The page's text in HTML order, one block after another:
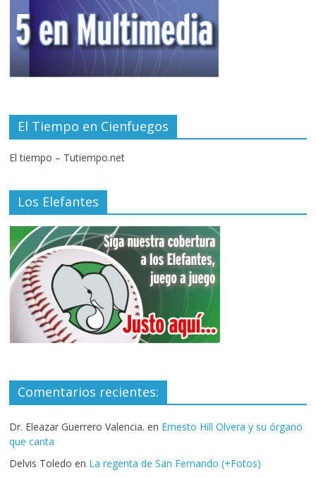
El Tiempo en Cienfuegos
El tiempo – Tutiempo.net
Los Elefantes
Comentarios recientes:
Dr. Eleazar Guerrero Valencia. en Ernesto Hill Olvera y su órgano
que canta
Delvis Toledo en La regenta de San Fernando (+Fotos)